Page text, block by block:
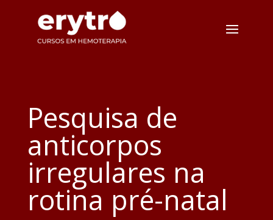
Pesquisa de
anticorpos
irregulares na
rotina pré-natal